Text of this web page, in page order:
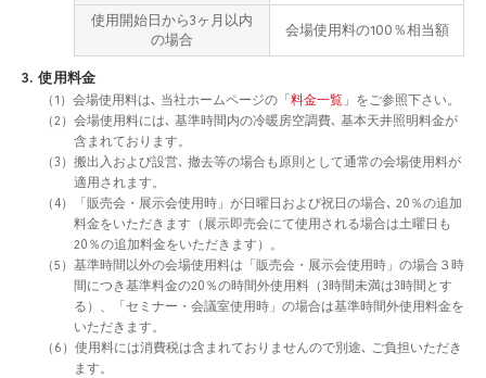
使用開始日から3ヶ月以内
の場合
会場使用料の100％相当額
3. 使用料金
（1）会場使用料は､ 当社ホームページの「料金一覧 」をご参照下さい。
（2）会場使用料には､ 基準時間内の冷暖房空調費､ 基本天井照明料金が
含まれております。
（3）搬出入および設営､ 撤去等の場合も原則として通常の会場使用料が
適用されます。
（4）「販売会・展示会使用時」が日曜日および祝日の場合､ 20％の追加
料金をいただきます（展示即売会にて使用される場合は土曜日も
20％の追加料金をいただきます）。
（5）基準時間以外の会場使用料は「販売会・展示会使用時」の場合３時
間につき基準料金の20％の時間外使用料（3時間未満は3時間とす
る）、「セミナー・会議室使用時」の場合は基準時間外使用料金を
いただきます。
（6）使用料には消費税は含まれておりませんので別途､ ご負担いただき
ます。